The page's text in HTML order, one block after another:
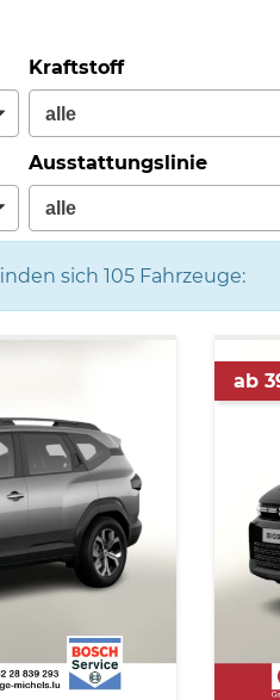
Kraftstoff
Ausstattungslinie
sich 105Fahrzeuge:
ab